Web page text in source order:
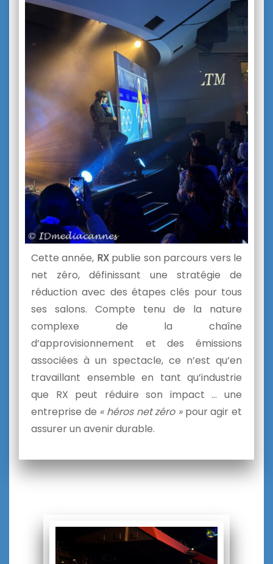
Cette année, RXpublie son parcours vers le
net zéro, définissant une stratégie de
réduction avec des étapes clés pour tous
ses salons. Compte tenu de la nature
complexe de la chaîne
d’approvisionnement et des émissions
associées à un spectacle, ce n’est qu’en
travaillant ensemble en tant qu’industrie
que RX peut réduire son impact … une
entreprise de « héros net zéro »pour agir et
assurer un avenir durable.